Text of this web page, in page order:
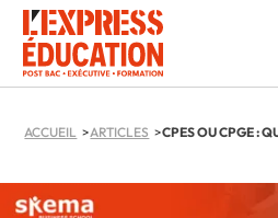
ACCUEIL ARTICLES